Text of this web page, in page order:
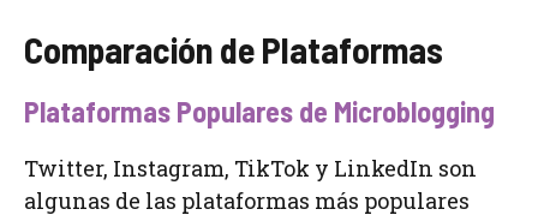
Comparación de Plataformas
Plataformas Populares de Microblogging
Twitter, Instagram, TikTok y LinkedIn son
algunas de las plataformas más populares